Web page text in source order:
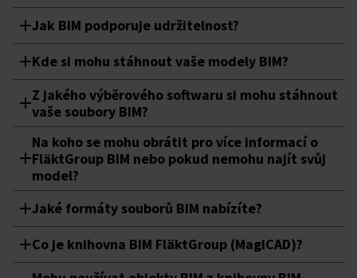
Jak BIM podporuje udržitelnost?
Kde si mohu stáhnout vaše modely BIM?
Z jakého výběrového softwaru si mohu stáhnout
vaše soubory BIM?
Na koho se mohu obrátit pro více informací o
FläktGroup BIM nebo pokud nemohu najít svůj
model?
Jaké formáty souborů BIM nabízíte?
Co je knihovna BIM FläktGroup (MagiCAD)?